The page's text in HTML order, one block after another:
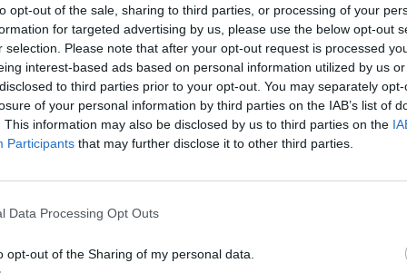
opt-out of the sale, sharing to third parties, or processing of your
for targeted advertising by us, please use the below opt-out
selection. Please note that after your opt-out request is processed
interest-based ads based on personal information utilized by us
to third parties prior to your opt-out. You may separately
of your personal information by third parties on the IAB’s list of
This information may also be disclosed by us to third parties on the
Participants that may further disclose it to other third parties.
Data Processing Opt Outs
opt-out of the Sharing of my personal data.
στους Portfolio Managers και τους πελάτες
προσφέροντας “holistic financial
και μια προηγμένη front-office εμπειρία. Με
συγκεκριμένες παραμέτρους η Chartis
αναγνωρίζει τη συμβολή της Profile στον
του Wealth Management, κατατάσσοντάς την
«Category Leaders» παγκόσμιου κύρους στο
ιδιαίτερα ικανοποιημένοι για την σημαντική
όπως η Chartis, η οποία αξιολογεί την
λειτουργικό σύστημα της
Jobfind.gr ως
επιχείρηση